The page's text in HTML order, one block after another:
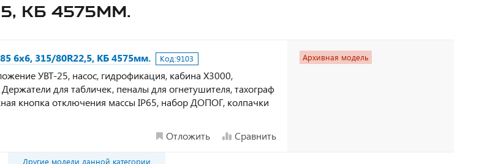
КБ 4575ММ.
6х6, 315/80R22,5, КБ 4575мм. Код:9103
УВТ-25, насос, гидрофикация, кабина Х3000,
для табличек, пеналы для огнетушителя, тахограф
кнопка отключения массы IP65, набор ДОПОГ, колпачки
Отложить
Сравнить
Архивная модель
Другие модели данной категории